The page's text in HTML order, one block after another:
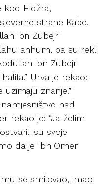
kod Hidžra,
strane Kabe,
ibn Zubejr i
anhum, pa su rekli
ibn Zubejr
Urva je rekao:
uzimaju znanje.”
nad
rekao je: “Ja želim
su svoje
da je Ibn Omer
se smilovao, imao